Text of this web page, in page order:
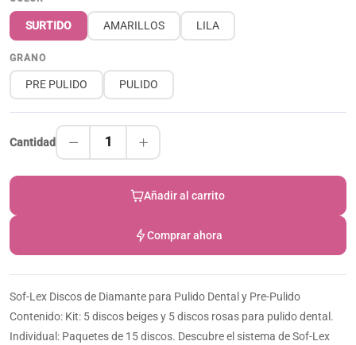
SURTIDO AMARILLOS LILA
GRANO
PRE PULIDO PULIDO
Cantidad 1
Añadir al carrito
Comprar ahora
Sof-Lex Discos de Diamante para Pulido Dental y Pre-Pulido
Contenido: Kit: 5 discos beiges y 5 discos rosas para pulido dental.
Individual: Paquetes de 15 discos. Descubre el sistema de Sof-Lex